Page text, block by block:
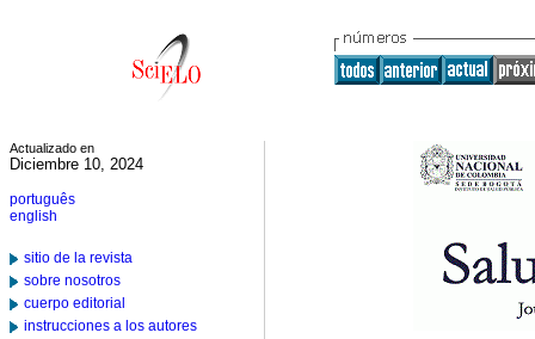
Actualizado en
Diciembre 10, 2024
português
english
sitio de la revista
sobre nosotros
cuerpo editorial
instrucciones a los autores